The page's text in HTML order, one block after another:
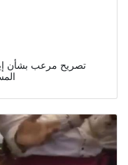
تصريح مرعب بشأن